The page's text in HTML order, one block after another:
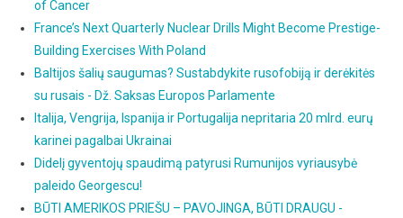
of Cancer
France’s Next Quarterly Nuclear Drills Might Become Prestige-
Building Exercises With Poland
Baltijos šalių saugumas? Sustabdykite rusofobiją ir derėkitės
su rusais - Dž. Saksas Europos Parlamente
Italija, Vengrija, Ispanija ir Portugalija nepritaria 20 mlrd. eurų
karinei pagalbai Ukrainai
Didelį gyventojų spaudimą patyrusi Rumunijos vyriausybė
paleido Georgescu!
BŪTI AMERIKOS PRIEŠU – PAVOJINGA, BŪTI DRAUGU -